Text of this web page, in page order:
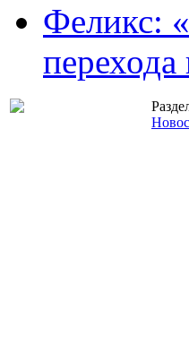
Феликс: